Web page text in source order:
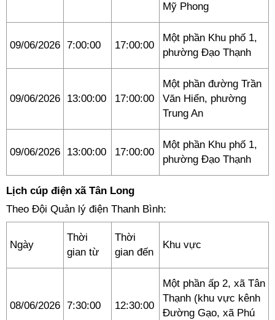
Mỹ Phong
09/06/2026 7:00:00 17:00:00
Một phần Khu phố 1,
phường Đạo Thạnh
09/06/2026 13:00:00 17:00:00
Một phần đường Trần
Văn Hiển, phường
Trung An
09/06/2026 13:00:00 17:00:00
Một phần Khu phố 1,
phường Đạo Thạnh
Lịch cúp điện xã Tân Long
Theo Đội Quản lý điện Thanh Bình:
Ngày
Thời
gian từ
Thời
gian đến
Khu vực
08/06/2026 7:30:00 12:30:00
Một phần ấp 2, xã Tân
Thạnh (khu vực kênh
Đường Gạo, xã Phú